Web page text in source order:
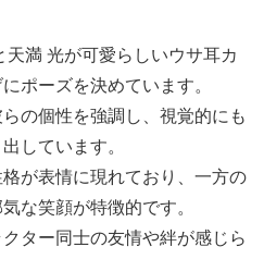
満 光が可愛らしいウサ耳カ
ポーズを決めています。
の個性を強調し、視覚的にも
しています。
が表情に現れており、一方の
な笑顔が特徴的です。
ター同士の友情や絆が感じら